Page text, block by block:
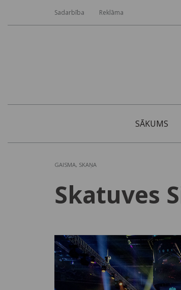
Sadarbība Reklāma
SĀKUMS
GAISMA, SKAŅA
Skatuves